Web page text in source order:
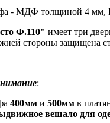
- МДФ толщиной 4 мм,
Ф.110" имеет три
стороны защищена
:
400мм и 500мм в
вешало для